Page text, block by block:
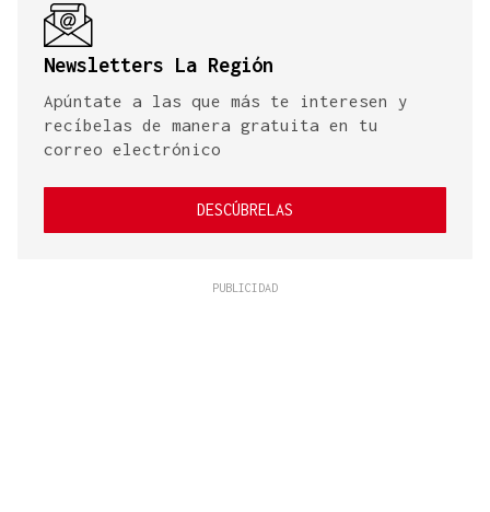
Newsletters La Región
Apúntate a las que más te interesen y
recíbelas de manera gratuita en tu
correo electrónico
DESCÚBRELAS